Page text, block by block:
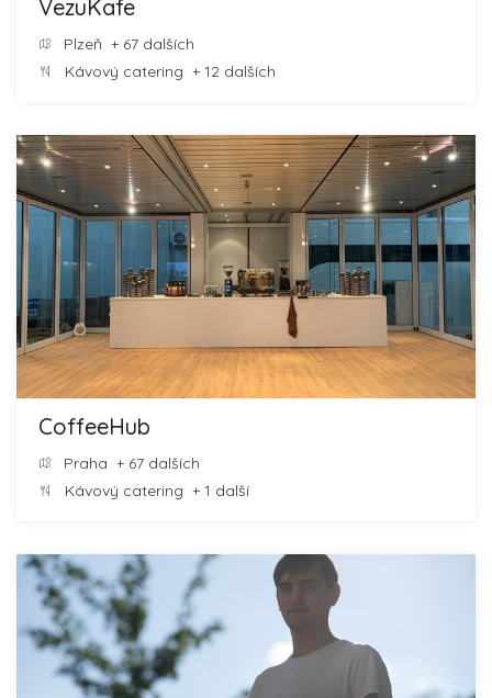
VezuKafe
Plzeň + 67 dalších
Kávový catering + 12 dalších
CoffeeHub
Praha + 67 dalších
Kávový catering + 1 další